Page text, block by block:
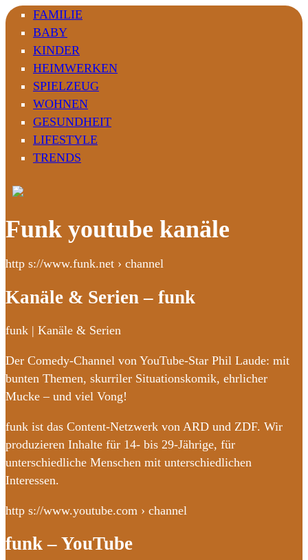
FAMILIE
BABY
KINDER
HEIMWERKEN
SPIELZEUG
WOHNEN
GESUNDHEIT
LIFESTYLE
TRENDS
Funk youtube kanäle
http s://www.funk.net › channel
Kanäle & Serien – funk
funk | Kanäle & Serien
Der Comedy-Channel von YouTube-Star Phil Laude: mit
bunten Themen, skurriler Situationskomik, ehrlicher
Mucke – und viel Vong!
funk ist das Content-Netzwerk von ARD und ZDF. Wir
produzieren Inhalte für 14- bis 29-Jährige, für
unterschiedliche Menschen mit unterschiedlichen
Interessen.
http s://www.youtube.com › channel
funk – YouTube